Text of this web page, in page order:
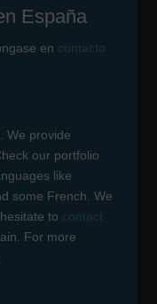
España
en contacto
We provide
our portfolio
like
some French. We
to contact
For more